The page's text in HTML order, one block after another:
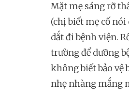
Mặt mẹ sáng rỡ
(chị biết mẹ cố
dắt đi bệnh viện.
trường để dưỡng
không biết bảo vệ
nhẹ nhàng mắng